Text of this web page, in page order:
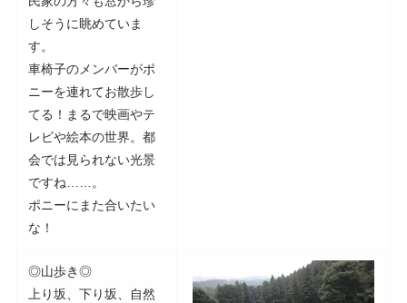
しそうに眺めていま
す。
車椅子のメンバーがポ
ニーを連れてお散歩し
てる！まるで映画やテ
レビや絵本の世界。都
会では見られない光景
ですね……。
ポニーにまた合いたい
な！
◎山歩き◎
上り坂、下り坂、自然